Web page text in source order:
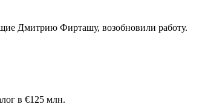
Дмитрию Фирташу, возобновили работу.
в €125 млн.